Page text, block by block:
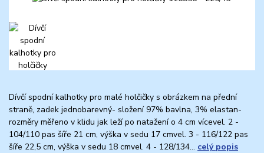
Dívčí spodní kalhotky pro malé holčičky s obrázkem na přední
straně, zadek jednobarevný- složení 97% bavlna, 3% elastan-
rozměry měřeno v klidu jak leží po natažení o 4 cm vícevel. 2 -
104/110 pas šíře 21 cm, výška v sedu 17 cmvel. 3 - 116/122 pas
šíře 22,5 cm, výška v sedu 18 cmvel. 4 - 128/134... celý popis